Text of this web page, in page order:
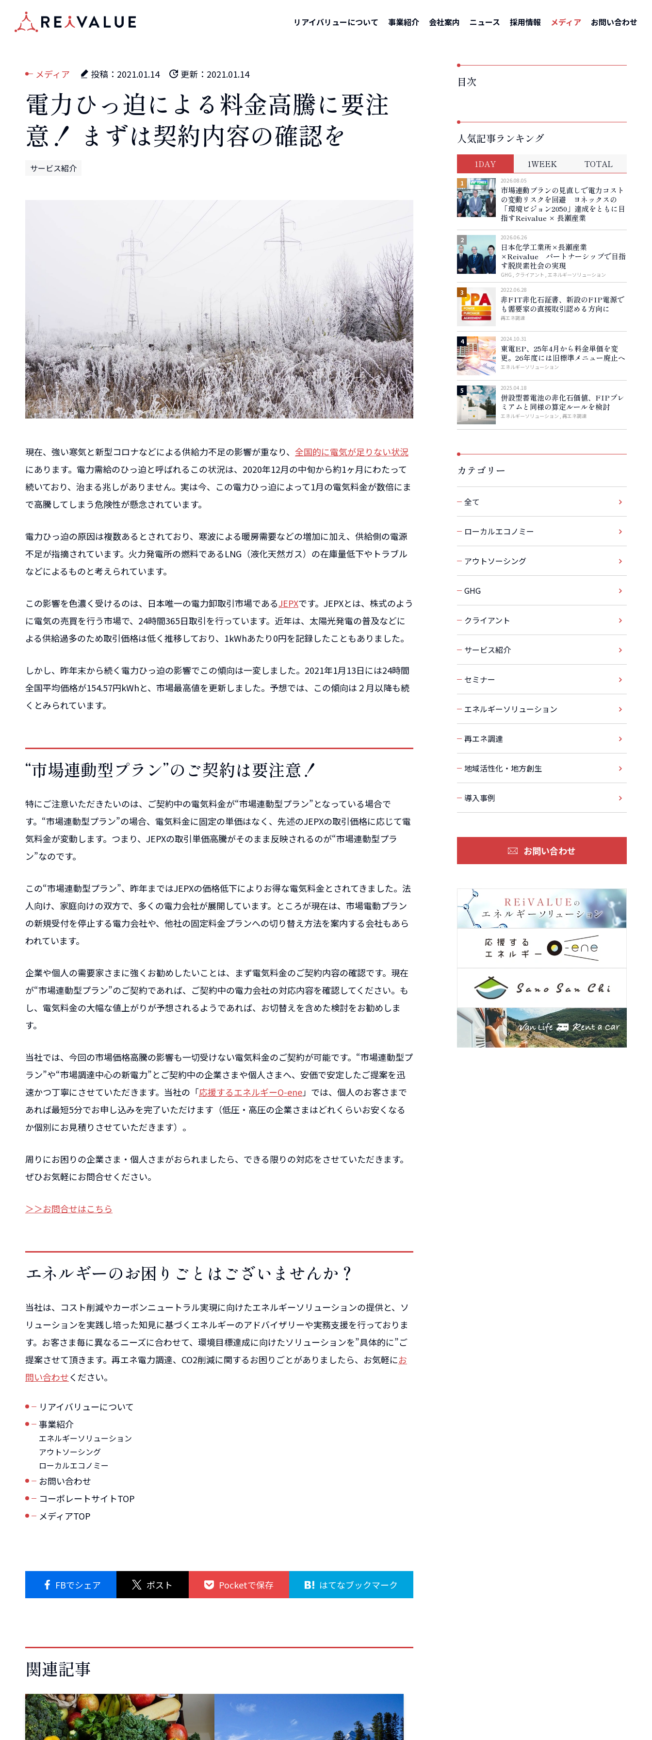
リアイバリューについて 事業紹介 会社案内 ニュース 採用情報 メディア お問い合わせ
メディア 投稿： 2021.01.14 更新： 2021.01.14
電力ひっ迫による料金高騰に要注
意！ まずは契約内容の確認を
サービス紹介
現在、強い寒気と新型コロナなどによる供給力不足の影響が重なり、 全国的に電気が足りない状況
にあります。電力需給のひっ迫と呼ばれるこの状況は、2020年12月の中旬から約1ヶ月にわたって
続いており、治まる兆しがありません。実は今、この電力ひっ迫によって1月の電気料金が数倍にま
で高騰してしまう危険性が懸念されています。
電力ひっ迫の原因は複数あるとされており、寒波による暖房需要などの増加に加え、供給側の電源
不足が指摘されています。火力発電所の燃料であるLNG（液化天然ガス）の在庫量低下やトラブル
などによるものと考えられています。
この影響を色濃く受けるのは、日本唯一の電力卸取引市場であるJEPXです。JEPXとは、株式のよう
に電気の売買を行う市場で、24時間365日取引を行っています。近年は、太陽光発電の普及などに
よる供給過多のため取引価格は低く推移しており、1kWhあたり0円を記録したこともありました。
しかし、昨年末から続く電力ひっ迫の影響でこの傾向は一変しました。2021年1月13日には24時間
全国平均価格が154.57円kWhと、市場最高値を更新しました。予想では、この傾向は２月以降も続
くとみられています。
“市場連動型プラン”のご契約は要注意！
特にご注意いただきたいのは、ご契約中の電気料金が“市場連動型プラン”となっている場合で
す。“市場連動型プラン”の場合、電気料金に固定の単価はなく、先述のJEPXの取引価格に応じて電
気料金が変動します。つまり、JEPXの取引単価高騰がそのまま反映されるのが“市場連動型プラ
ン”なのです。
この“市場連動型プラン”、昨年まではJEPXの価格低下によりお得な電気料金とされてきました。法
人向け、家庭向けの双方で、多くの電力会社が展開しています。ところが現在は、市場電動プラン
の新規受付を停止する電力会社や、他社の固定料金プランへの切り替え方法を案内する会社もあら
われています。
企業や個人の需要家さまに強くお勧めしたいことは、まず電気料金のご契約内容の確認です。現在
が“市場連動型プラン”のご契約であれば、ご契約中の電力会社の対応内容を確認してください。も
し、電気料金の大幅な値上がりが予想されるようであれば、お切替えを含めた検討をお勧めしま
す。
当社では、 今回の市場価格高騰の影響も一切受けない電気料金のご契約が可能です。“市場連動型プ
ラン”や“市場調達中心の新電力”とご契約中の企業さまや個人さまへ、安価で安定したご提案を迅
速かつ丁寧にさせていただきます。当社の「応援するエネルギーO-ene」では、個人のお客さまで
あれば最短5分でお申し込みを完了いただけます（低圧・高圧の企業さまはどれくらいお安くなる
か個別にお見積りさせていただきます）。
周りにお困りの企業さま・個人さまがおられましたら、できる限りの対応をさせていただきます。
ぜひお気軽にお問合せください。
＞＞お問合せはこちら
エネルギーのお困りごとはございませんか？
当社は、コスト削減やカーボンニュートラル実現に向けたエネルギーソリューションの提供と、ソ
リューションを実践し培った知見に基づくエネルギーのアドバイザリーや実務支援を行っておりま
す。お客さま毎に異なるニーズに合わせて、環境目標達成に向けたソリューションを”具体的に”ご
提案させて頂きます。再エネ電力調達、CO2削減に関するお困りごとがありましたら、お気軽にお
問い合わせください。
リアイバリューについて
事業紹介
エネルギーソリューション
アウトソーシング
ローカルエコノミー
お問い合わせ
コーポレートサイトTOP
メディアTOP
FBでシェア ポスト Pocketで保存 はてなブックマーク
関連記事
目次
人気記事ランキング
1DAY 1WEEK TOTAL
2026.08.05
市場連動プランの見直しで電力コスト
の変動リスクを回避 ヨネックスの
「環境ビジョン2050」達成をともに目
指すReivalue × 長瀬産業
2026.06.26
日本化学工業所×長瀬産業
×Reivalue パートナーシップで目指
す脱炭素社会の実現
GHG クライアント エネルギーソリューション
2022.06.28
非FIT非化石証書、新設のFIP電源で
も需要家の直接取引認める方向に
再エネ調達
2024.10.31
東電EP、25年4月から料金単価を変
更。26年度には旧標準メニュー廃止へ
エネルギーソリューション
2025.04.18
併設型蓄電池の非化石価値、FIPプレ
ミアムと同様の算定ルールを検討
エネルギーソリューション 再エネ調達
カテゴリー
全て
ローカルエコノミー
アウトソーシング
GHG
クライアント
サービス紹介
セミナー
エネルギーソリューション
再エネ調達
地域活性化・地方創生
導入事例
お問い合わせ